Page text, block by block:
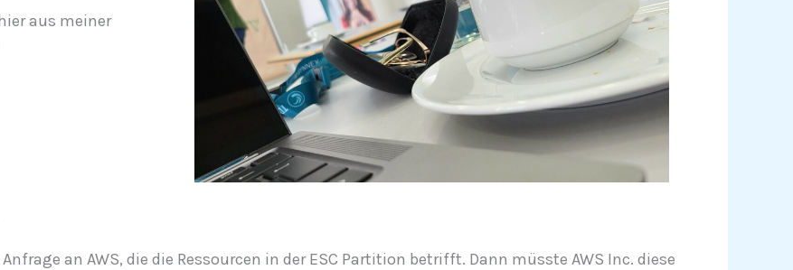
aus meiner
an AWS, die die Ressourcen in der ESC Partition betrifft. Dann müsste AWS Inc. diese